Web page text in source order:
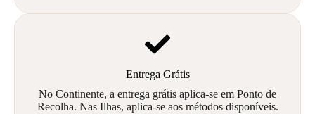
Entrega Grátis
No Continente, a entrega grátis aplica-se em Ponto de
Recolha. Nas Ilhas, aplica-se aos métodos disponíveis.